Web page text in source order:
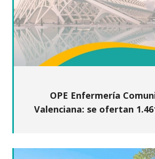
OPE Enfermería
Valenciana: se ofertan